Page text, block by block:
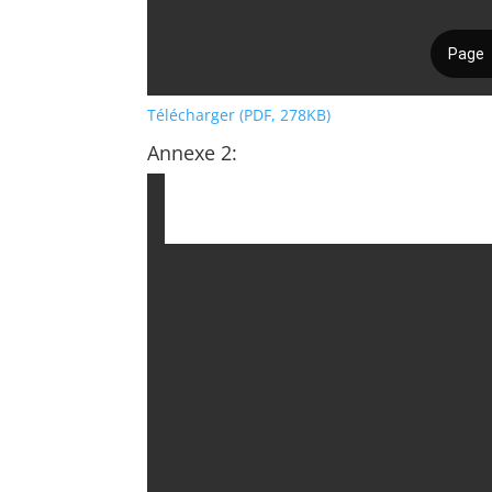
Télécharger (PDF, 278KB)
Annexe 2: